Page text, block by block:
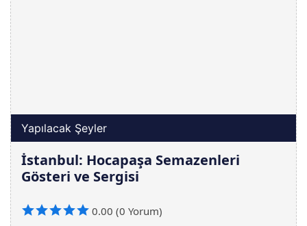
Yapılacak Şeyler
İstanbul: Hocapaşa Semazenleri
Gösteri ve Sergisi
0.00 (0 Yorum)